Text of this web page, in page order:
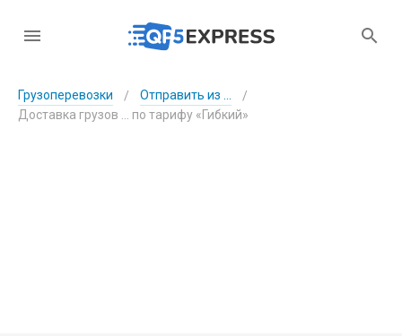
Грузоперевозки / Отправить из ...
/
Доставка грузов ... по тарифу «Гибкий»